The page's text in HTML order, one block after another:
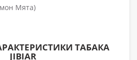
Мята)
ТАБАКА
JIBIAR